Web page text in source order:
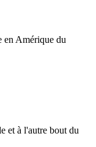
en Amérique du
et à l'autre bout du